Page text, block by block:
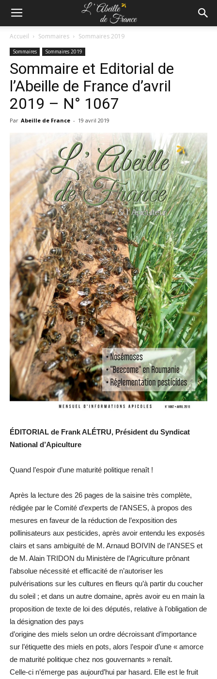
Accueil Sommaires Sommaires 2019
Sommaires Sommaires 2019
Sommaire et Editorial de
l’Abeille de France d’avril
2019 – N° 1067
Par Abeille de France - 19 avril 2019
ÉDITORIAL de Frank ALÉTRU, Président du Syndicat
National d’Apiculture
Quand l’espoir d’une maturité politique renaît !
Après la lecture des 26 pages de la saisine très complète,
rédigée par le Comité d’experts de l’ANSES, à propos des
mesures en faveur de la réduction de l’exposition des
pollinisateurs aux pesticides, après avoir entendu les exposés
clairs et sans ambiguïté de M. Arnaud BOIVIN de l’ANSES et
de M. Alain TRIDON du Ministère de l’Agriculture prônant
l’absolue nécessité et efficacité de n’autoriser les
pulvérisations sur les cultures en fleurs qu’à partir du coucher
du soleil ; et dans un autre domaine, après avoir eu en main la
proposition de texte de loi des députés, relative à l’obligation de
la désignation des pays
d’origine des miels selon un ordre décroissant d’importance
sur l’étiquette des miels en pots, alors l’espoir d’une « amorce
de maturité politique chez nos gouvernants » renaît.
Celle-ci n’émerge pas aujourd’hui par hasard. Elle est le fruit